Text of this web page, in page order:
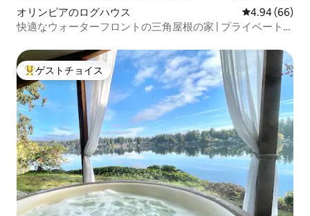
オリンピアのログハウス レビュー66件
4.94 (66)
快適なウォーターフロントの三角屋根の家 | プライベートビ
大好評のゲストチョイスです。
ゲストチョイス